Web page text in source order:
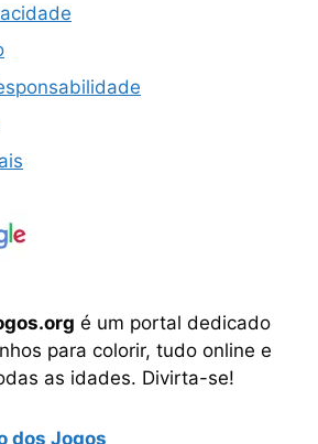
é um portal dedicado
para colorir, tudo online e
as idades. Divirta-se!
dos Jogos